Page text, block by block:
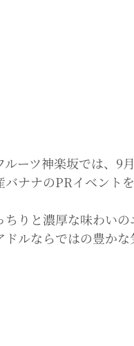
ルーツ神楽坂では、9
バナナのPRイベントを
ちりと濃厚な味わい
ドルならではの豊か